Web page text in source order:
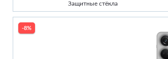
Защитные стёкла
-8%